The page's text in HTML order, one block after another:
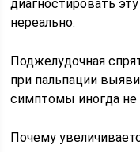
диагностировать
нереально.
Поджелудочная
при пальпации
симптомы иногда не
Почему